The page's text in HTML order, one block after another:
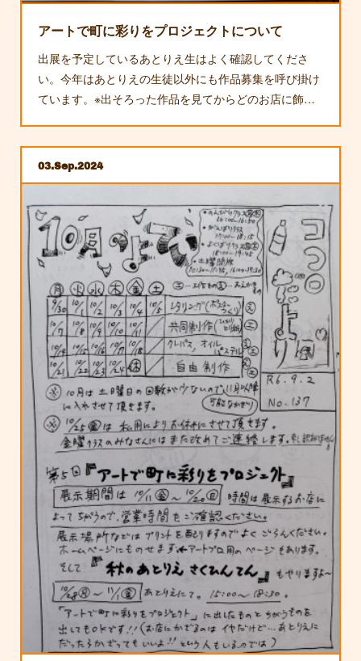
アートで町に彩りをプロジェクトについて
出展を予定しているあとりえ生はよく確認してくださ
い。今年はあとりえの生徒以外にも作品募集を呼び掛け
ています。※出そろった作品を見てからどのお店に飾…
03 Sep 2024